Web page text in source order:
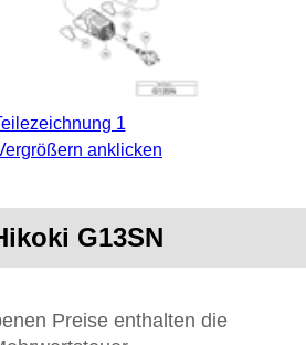
1
anklicken
G13SN
Preise enthalten die